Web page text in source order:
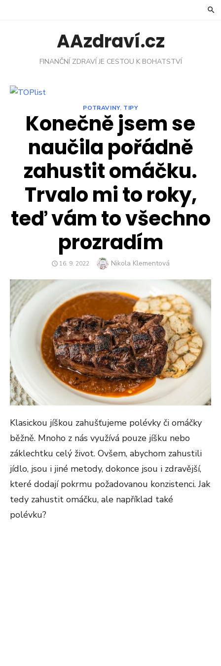
AAzdraví.cz
FINANČNÍ ZDRAVÍ JE CESTOU K BOHATSTVÍ
POTRAVINY, TIPY
Konečně jsem se
naučila pořádně
zahustit omáčku.
Trvalo mi to roky,
teď vám to všechno
prozradím
POSTED
16. 9. 2022 Author
Nikola Klementová
Klasickou jíškou zahušťujeme polévky či omáčky
běžně. Mnoho z nás využívá pouze jíšku nebo
záklechtku celý život. Ovšem, abychom zahustili
jídlo, jsou i jiné metody, dokonce jsou i zdravější,
které dodají pokrmu požadovanou konzistenci. Jak
tedy zahustit omáčku, ale například také
polévku?